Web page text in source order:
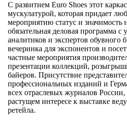
С развитием Euro Shoes этот
мускулатурой, которая придает
мероприятию статус и значимость
обязательная деловая программа с
аналитиков и экспертов обувного
вечеринка для экспонентов и
частные мероприятия
презентации коллекций,
байеров. Присутствие
профессиональных изданий и
всех отраслевых журналов
растущем интересе к выставке
ретейла.